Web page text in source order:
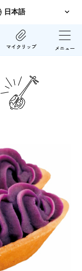
マイクリップ メニュー